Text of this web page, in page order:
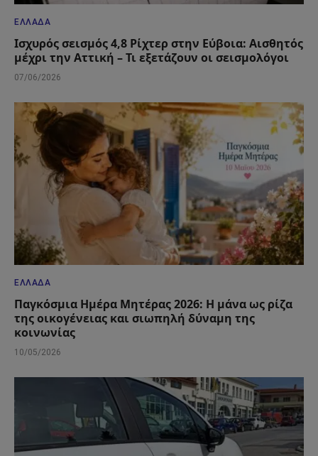
ΕΛΛΆΔΑ
Ισχυρός σεισμός 4,8 Ρίχτερ στην Εύβοια: Αισθητός
μέχρι την Αττική – Τι εξετάζουν οι σεισμολόγοι
07/06/2026
ΕΛΛΆΔΑ
Παγκόσμια Ημέρα Μητέρας 2026: Η μάνα ως ρίζα
της οικογένειας και σιωπηλή δύναμη της
κοινωνίας
10/05/2026